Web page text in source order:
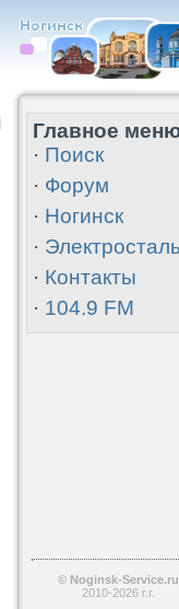
Главное
· Поиск
· Форум
· Ногинск
· Электросталь
· Контакты
· 104.9 FM
© Noginsk-Service.ru
2010-2026 г.г.